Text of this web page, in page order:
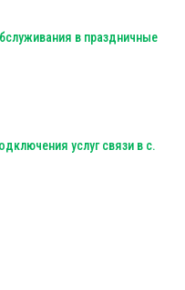
в праздничные
услуг связи в с.